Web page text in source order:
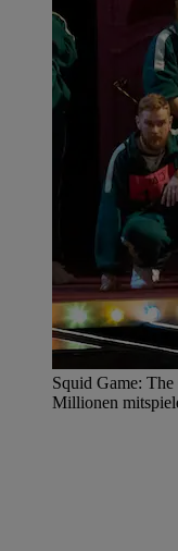
Squid Game:
Millionen